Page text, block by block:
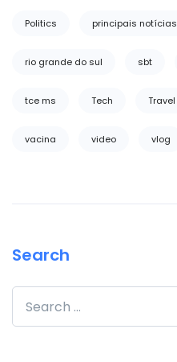
Politics principais notícias
rio grande do sul sbt
tce ms Tech Travel
vacina video vlog
Search
Search for: